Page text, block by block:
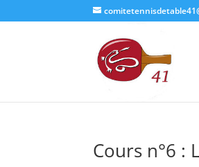
Cours n°6 :